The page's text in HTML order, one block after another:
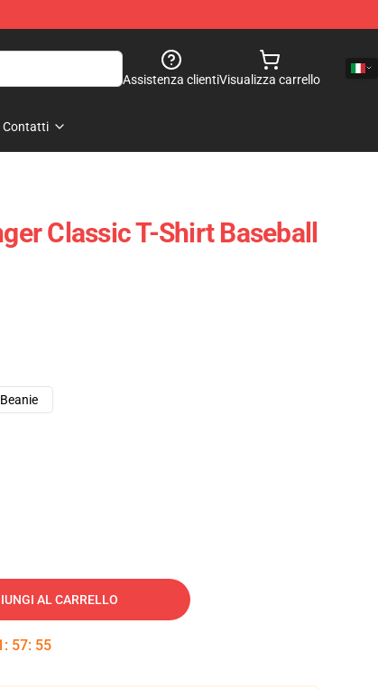
Assistenza clientiVisualizza carrello
Contatti
Classic T-Shirt Baseball
Beanie
AL CARRELLO
: 57: 54